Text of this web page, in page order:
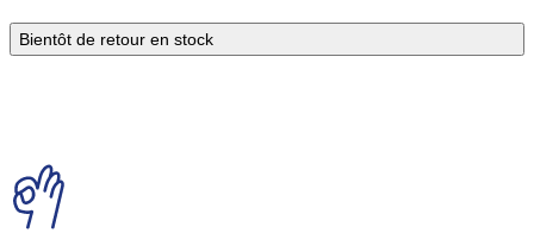
Bientôt de retour en stock